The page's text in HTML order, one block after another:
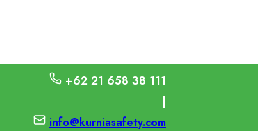
+62 21 658 38 111
|
info@kurniasafety.com